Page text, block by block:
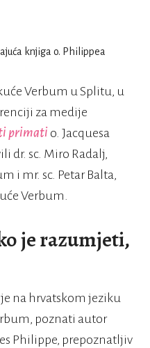
Verbum u Splitu, u
za medije
primati o. Jacquesa
dr. sc. Miro Radalj,
i mr. sc. Petar Balta,
Verbum.
je razumjeti,
na hrvatskom jeziku
poznati autor
Philippe, prepoznatljiv